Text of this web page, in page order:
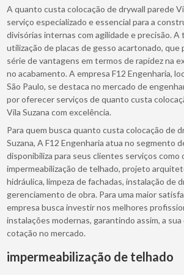
A quanto custa colocação de drywall parede
serviço especializado e essencial para a
divisórias internas com agilidade e precisão. A
utilização de placas de gesso acartonado, que
série de vantagens em termos de rapidez na
no acabamento. A empresa F12 Engenharia,
São Paulo, se destaca no mercado de
por oferecer serviços de quanto custa
Vila Suzana com excelência.
Para quem busca quanto custa colocação de
Suzana, A F12 Engenharia atua no segmento
disponibiliza para seus clientes serviços como
impermeabilização de telhado, projeto
hidráulica, limpeza de fachadas, instalação de
gerenciamento de obra. Para uma maior
empresa busca investir nos melhores
instalações modernas, garantindo assim, a sua
cotação no mercado.
impermeabilização de telhado